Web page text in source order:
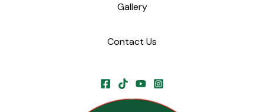
Gallery
Contact Us